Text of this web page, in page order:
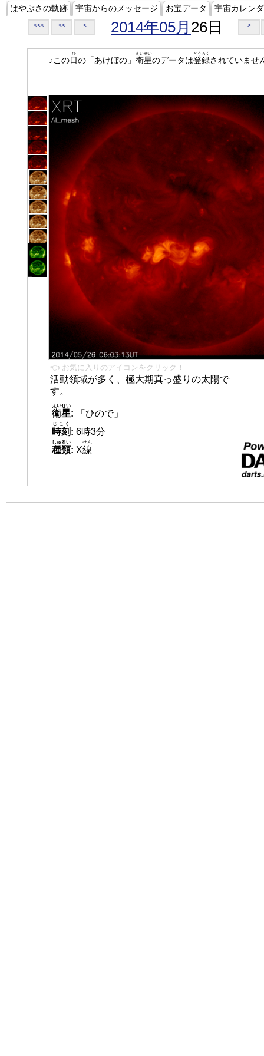
はやぶさの軌跡 宇宙からのメッセージ お宝データ 宇宙カレン
<<< << < 2014年05月 26日 >
♪この日
ひ
の「あけぼの」 衛星
えいせい
のデータは登録
とうろく
されていませ
👈 お気に入りのアイコンをクリック！
活動領域が多く、極大期真っ盛りの太陽で
す。
衛星
えいせい
:
「ひので」
時刻
じこく
: 6時3分
種類
しゅるい
: X線
せん